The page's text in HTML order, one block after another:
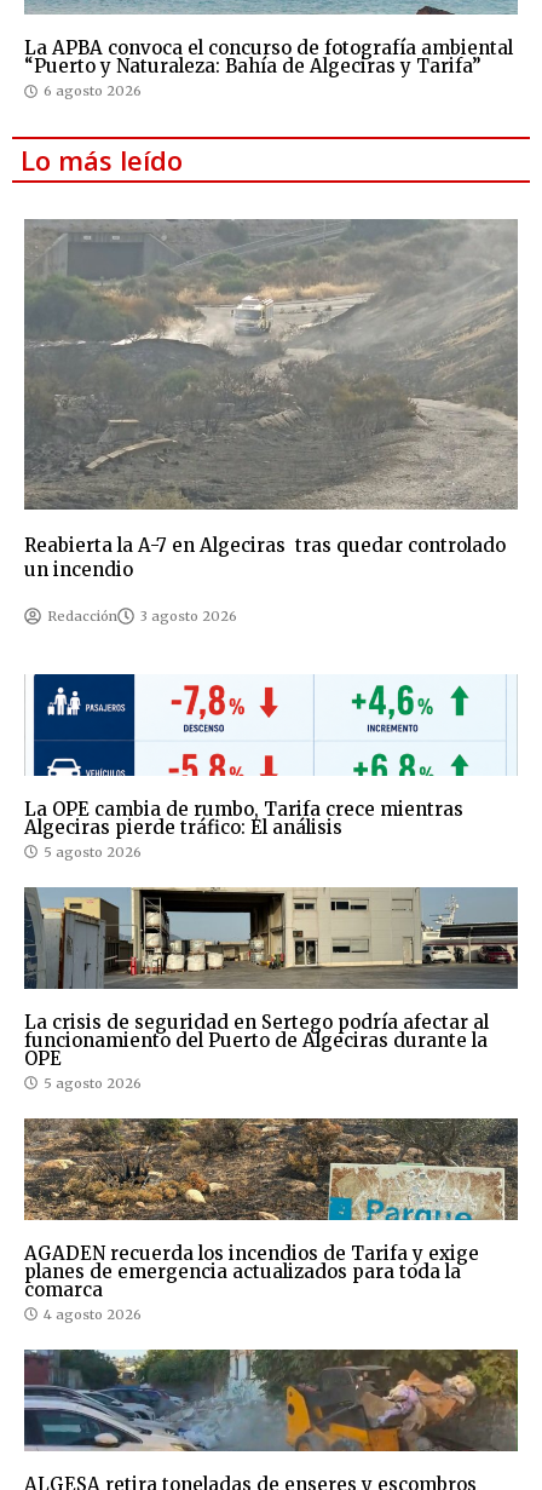
La APBA convoca el concurso de fotografía ambiental
“Puerto y Naturaleza: Bahía de Algeciras y Tarifa”
6 agosto 2026
Lo más leído
Reabierta la A-7 en Algeciras tras quedar controlado
un incendio
Redacción 3 agosto 2026
La OPE cambia de rumbo, Tarifa crece mientras
Algeciras pierde tráfico: El análisis
5 agosto 2026
La crisis de seguridad en Sertego podría afectar al
funcionamiento del Puerto de Algeciras durante la
OPE
5 agosto 2026
AGADEN recuerda los incendios de Tarifa y exige
planes de emergencia actualizados para toda la
comarca
4 agosto 2026
ALGESA retira toneladas de enseres y escombros